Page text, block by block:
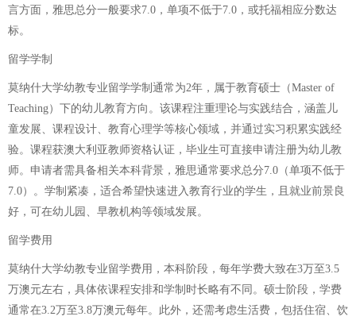
言方面，雅思总分一般要求7.0，单项不低于7.0，或托福相应分数达
标。
留学学制
莫纳什大学幼教专业留学学制通常为2年，属于教育硕士（Master of
Teaching）下的幼儿教育方向。该课程注重理论与实践结合，涵盖儿
童发展、课程设计、教育心理学等核心领域，并通过实习积累实践经
验。课程获澳大利亚教师资格认证，毕业生可直接申请注册为幼儿教
师。申请者需具备相关本科背景，雅思通常要求总分7.0（单项不低于
7.0）。学制紧凑，适合希望快速进入教育行业的学生，且就业前景良
好，可在幼儿园、早教机构等领域发展。
留学费用
莫纳什大学幼教专业留学费用，本科阶段，每年学费大致在3万至3.5
万澳元左右，具体依课程安排和学制时长略有不同。硕士阶段，学费
通常在3.2万至3.8万澳元每年。此外，还需考虑生活费，包括住宿、饮